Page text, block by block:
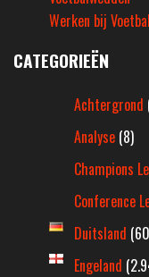
Werken bij
CATEGORIEËN
Achtergrond
Analyse (8)
Champions
Conference
Duitsland
Engeland